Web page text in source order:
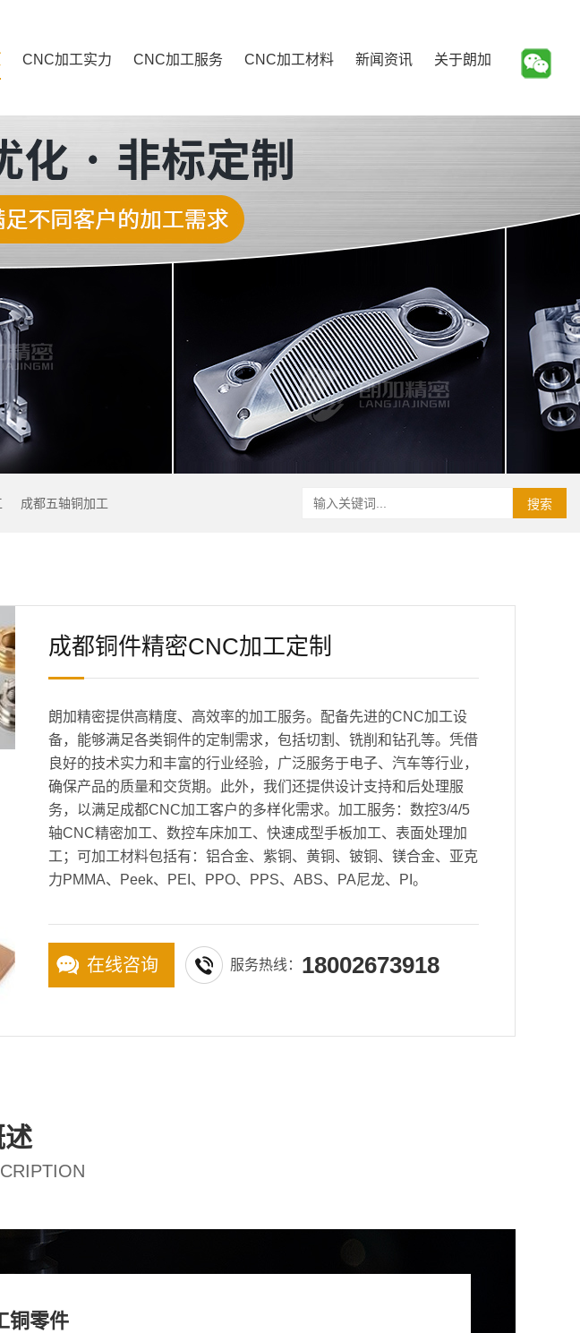
CNC加工实力 CNC加工服务 CNC加工材料 新闻资讯 关于朗加
成都五轴铜加工 搜索
成都铜件精密CNC加工定制
朗加精密提供高精度、高效率的加工服务。配备先进的CNC加工设
备，能够满足各类铜件的定制需求，包括切割、铣削和钻孔等。凭借
良好的技术实力和丰富的行业经验，广泛服务于电子、汽车等行业，
确保产品的质量和交货期。此外，我们还提供设计支持和后处理服
务，以满足成都CNC加工客户的多样化需求。加工服务：数控3/4/5
轴CNC精密加工、数控车床加工、快速成型手板加工、表面处理加
工；可加工材料包括有：铝合金、紫铜、黄铜、铍铜、镁合金、亚克
力PMMA、Peek、PEI、PPO、PPS、ABS、PA尼龙、PI。
在线咨询 服务热线： 18002673918
述
铜零件